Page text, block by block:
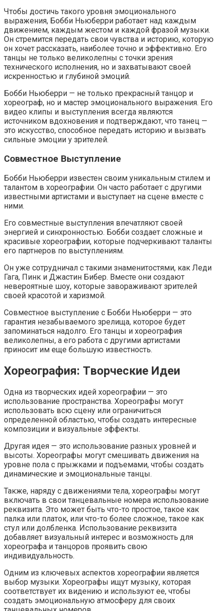
Чтобы достичь такого уровня эмоционального
выражения, Бобби Ньюберри работает над каждым
движением, каждым жестом и каждой фразой музыки.
Он стремится передать свои чувства и историю, которую
он хочет рассказать, наиболее точно и эффективно. Его
танцы не только великолепны с точки зрения
технического исполнения, но и захватывают своей
искренностью и глубиной эмоций.
Бобби Ньюберри — не только прекрасный танцор и
хореограф, но и мастер эмоционального выражения. Его
видео клипы и выступления всегда являются
источником вдохновения и подтверждают, что танец —
это искусство, способное передать историю и вызвать
сильные эмоции у зрителей.
Совместное Выступление
Бобби Ньюберри известен своим уникальным стилем и
талантом в хореографии. Он часто работает с другими
известными артистами и выступает на сцене вместе с
ними.
Его совместные выступления впечатляют своей
энергией и синхронностью. Бобби создает сложные и
красивые хореографии, которые подчеркивают таланты
его партнеров по выступлениям.
Он уже сотрудничал с такими знаменитостями, как Леди
Гага, Пинк и Джастин Бибер. Вместе они создают
невероятные шоу, которые завораживают зрителей
своей красотой и харизмой.
Совместное выступление с Бобби Ньюберри — это
гарантия незабываемого зрелища, которое будет
запоминаться надолго. Его танцы и хореография
великолепны, а его работа с другими артистами
приносит им еще большую известность.
Хореография: Творческие Идеи
Одна из творческих идей хореографии — это
использование пространства. Хореографы могут
использовать всю сцену или ограничиться
определенной областью, чтобы создать интересные
композиции и визуальные эффекты.
Другая идея — это использование разных уровней и
высоты. Хореографы могут смешивать движения на
уровне пола с прыжками и подъемами, чтобы создать
динамические и эмоциональные танцы.
Также, наряду с движениями тела, хореографы могут
включать в свои танцевальные номера использование
реквизита. Это может быть что-то простое, такое как
палка или платок, или что-то более сложное, такое как
стул или долбленка. Использование реквизита
добавляет визуальный интерес и возможность для
хореографа и танцоров проявить свою
индивидуальность.
Одним из ключевых аспектов хореографии является
выбор музыки. Хореографы ищут музыку, которая
соответствует их видению и используют ее, чтобы
создать эмоциональную атмосферу для своих